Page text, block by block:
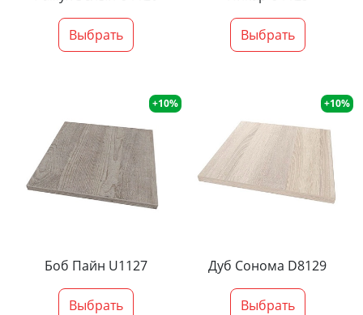
Выбрать Выбрать
+10%
Боб Пайн U1127
Выбрать
+10%
Дуб Сонома D8129
Выбрать